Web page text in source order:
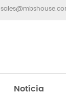
Notícia